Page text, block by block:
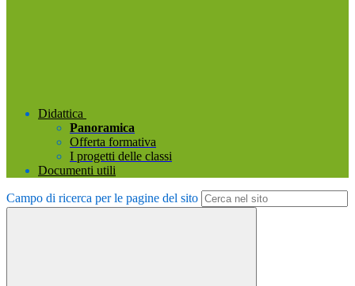
Didattica
Panoramica
Offerta formativa
I progetti delle classi
Documenti utili
Campo di ricerca per le pagine del sito